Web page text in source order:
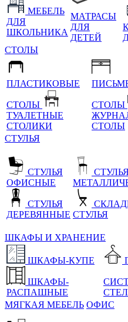
МЕБЕЛЬ
ДЛЯ
ШКОЛЬНИКА
МАТРАСЫ
ДЛЯ
ДЕТЕЙ
СТОЛЫ
ПЛАСТИКОВЫЕ
СТОЛЫ
ТУАЛЕТНЫЕ
СТОЛИКИ
СТОЛЫ
СТОЛЫ
СТУЛЬЯ
СТУЛЬЯ
ОФИСНЫЕ
СТУЛЬЯ
ДЕРЕВЯННЫЕ СТУЛЬЯ
ШКАФЫ И ХРАНЕНИЕ
ШКАФЫ-КУПЕ
ШКАФЫ-
РАСПАШНЫЕ
МЯГКАЯ МЕБЕЛЬ ОФИС